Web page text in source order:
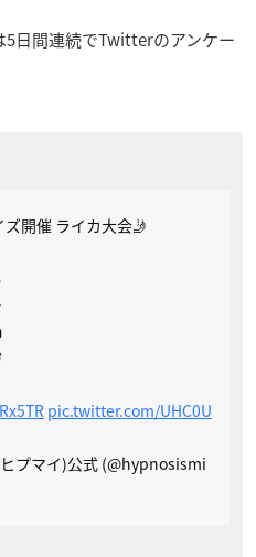
日間連続でTwitterのアンケー
開催 ライカ大会🤳
pic.twitter.com/UHC0U
プマイ)公式 (@hypnosismi